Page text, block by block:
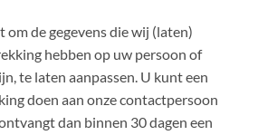
de gegevens die wij (laten)
hebben op uw persoon of
te laten aanpassen. U kunt een
doen aan onze contactpersoon
dan binnen 30 dagen een